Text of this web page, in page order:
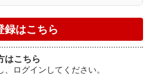
はこちら
ログインしてください。